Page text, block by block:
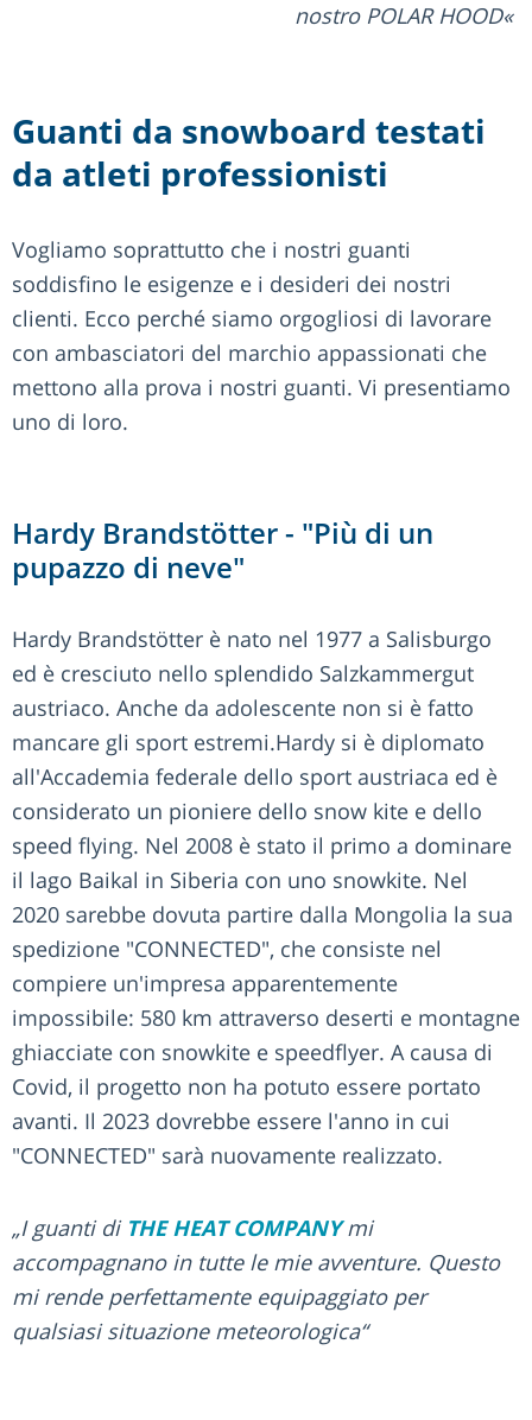
nostro POLAR HOOD
Guanti da snowboard testati
da atleti professionisti
Vogliamo soprattutto che i nostri guanti
soddisfino le esigenze e i desideri dei nostri
clienti. Ecco perché siamo orgogliosi di lavorare
con ambasciatori del marchio appassionati che
mettono alla prova i nostri guanti. Vi presentiamo
uno di loro.
Hardy Brandstötter - "Più di un
pupazzo di neve"
Hardy Brandstötter è nato nel 1977 a Salisburgo
ed è cresciuto nello splendido Salzkammergut
austriaco. Anche da adolescente non si è fatto
mancare gli sport estremi.Hardy si è diplomato
all'Accademia federale dello sport austriaca ed è
considerato un pioniere dello snow kite e dello
speed flying. Nel 2008 è stato il primo a dominare
il lago Baikal in Siberia con uno snowkite. Nel
2020 sarebbe dovuta partire dalla Mongolia la sua
spedizione "CONNECTED", che consiste nel
compiere un'impresa apparentemente
impossibile: 580 km attraverso deserti e montagne
ghiacciate con snowkite e speedflyer. A causa di
Covid, il progetto non ha potuto essere portato
avanti. Il 2023 dovrebbe essere l'anno in cui
"CONNECTED" sarà nuovamente realizzato.
„I guanti di THE HEAT COMPANYmi
accompagnano in tutte le mie avventure. Questo
mi rende perfettamente equipaggiato per
qualsiasi situazione meteorologica“